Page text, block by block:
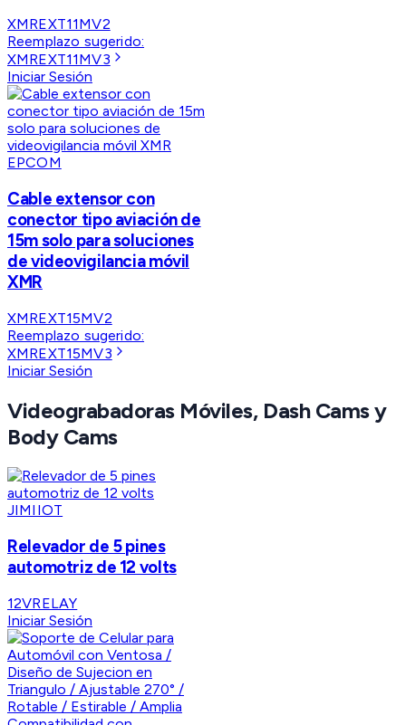
XMREXT11MV2
Reemplazo sugerido:
XMREXT11MV3
Iniciar Sesión
EPCOM
Cable extensor con
conector tipo aviación de
15m solo para soluciones
de videovigilancia móvil
XMR
XMREXT15MV2
Reemplazo sugerido:
XMREXT15MV3
Iniciar Sesión
Videograbadoras Móviles, Dash Cams y
Body Cams
JIMIIOT
Relevador de 5 pines
automotriz de 12 volts
12VRELAY
Iniciar Sesión